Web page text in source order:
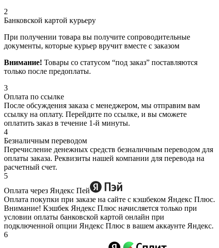
2
Банковской картой курьеру
При получении товара вы получите сопроводительные
документы, которые курьер вручит вместе с заказом
Внимание! Товары со статусом “под заказ” поставляются
только после предоплаты.
3
Оплата по ссылке
После обсуждения заказа с менеджером, мы отправим вам
ссылку на оплату. Перейдите по ссылке, и вы сможете
оплатить заказ в течение 1-й минуты.
4
Безналичным переводом
Перечисление денежных средств безналичным переводом для
оплаты заказа. Реквизиты нашей компании для перевода на
расчетный счет.
5
Оплата через Яндекс Пей
Оплата покупки при заказе на сайте с кэшбеком Яндекс Плюс.
Внимание! Кэшбек Яндекс Плюс начисляется только при
условии оплаты банковской картой онлайн при
подключенной опции Яндекс Плюс в вашем аккаунте Яндекс.
6